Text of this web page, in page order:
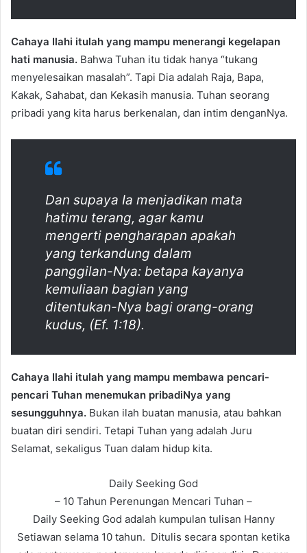
Cahaya Ilahi itulah yang mampu menerangi kegelapan
hati manusia. Bahwa Tuhan itu tidak hanya “tukang
menyelesaikan masalah”. Tapi Dia adalah Raja, Bapa,
Kakak, Sahabat, dan Kekasih manusia. Tuhan seorang
pribadi yang kita harus berkenalan, dan intim denganNya.
Dan supaya Ia menjadikan mata
hatimu terang, agar kamu
mengerti pengharapan apakah
yang terkandung dalam
panggilan-Nya: betapa kayanya
kemuliaan bagian yang
ditentukan-Nya bagi orang-orang
kudus, (Ef. 1:18).
Cahaya Ilahi itulah yang mampu membawa pencari-
pencari Tuhan menemukan pribadiNya yang
sesungguhnya. Bukan ilah buatan manusia, atau bahkan
buatan diri sendiri. Tetapi Tuhan yang adalah Juru
Selamat, sekaligus Tuan dalam hidup kita.
Daily Seeking God
– 10 Tahun Perenungan Mencari Tuhan –
Daily Seeking God adalah kumpulan tulisan Hanny
Setiawan selama 10 tahun. Ditulis secara spontan ketika